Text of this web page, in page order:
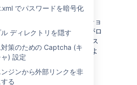
でパスワードを暗号化
ディレクトリを隠す
対策のための Captcha (キ
) 設定
ジンから外部リンクを非
る
は、有効期間が長い HTTP
の cookie は、未認証のセッショ
で使用できます。ユーザーがロ
] チェックボックス
の cookie が Confluence によ
。
定の有効期間は 2 週間です。